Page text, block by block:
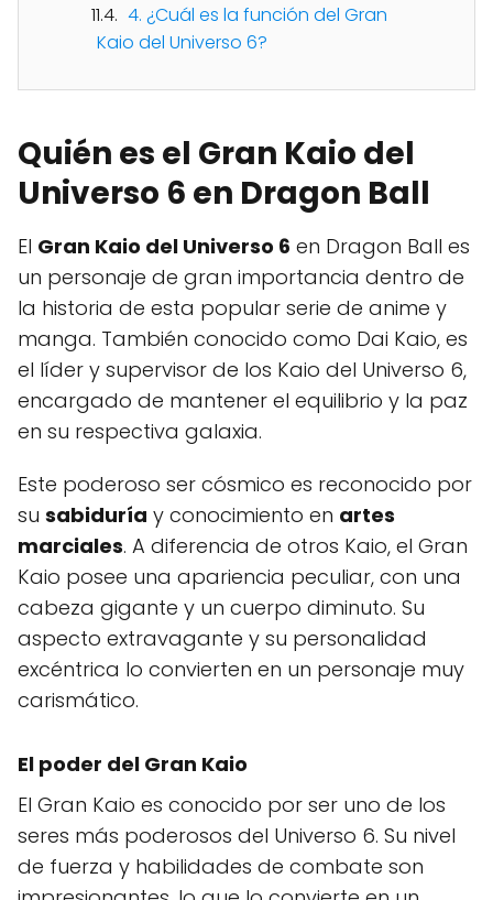
4. ¿Cuál es la función del Gran
Kaio del Universo 6?
Quién es el Gran Kaio del
Universo 6 en Dragon Ball
El Gran Kaio del Universo 6 en Dragon Ball es
un personaje de gran importancia dentro de
la historia de esta popular serie de anime y
manga. También conocido como Dai Kaio, es
el líder y supervisor de los Kaio del Universo 6,
encargado de mantener el equilibrio y la paz
en su respectiva galaxia.
Este poderoso ser cósmico es reconocido por
su sabiduría y conocimiento en artes
marciales. A diferencia de otros Kaio, el Gran
Kaio posee una apariencia peculiar, con una
cabeza gigante y un cuerpo diminuto. Su
aspecto extravagante y su personalidad
excéntrica lo convierten en un personaje muy
carismático.
El poder del Gran Kaio
El Gran Kaio es conocido por ser uno de los
seres más poderosos del Universo 6. Su nivel
de fuerza y habilidades de combate son